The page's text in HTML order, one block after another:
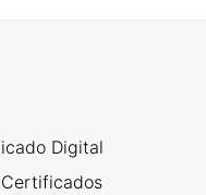
Digital